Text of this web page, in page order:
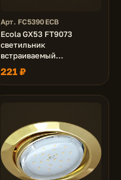
Арт. FC5390ECB
Ecola GX53 FT9073
светильник
встраиваемый
поворотный хром 40x120
221 ₽